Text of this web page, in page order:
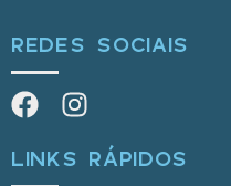
REDES SOCIAIS
LINKS RÁPIDOS